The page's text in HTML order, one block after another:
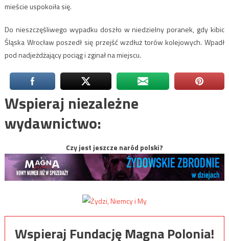
mieście uspokoiła się.
Do nieszczęśliwego wypadku doszło w niedzielny poranek, gdy kibic
Śląska Wrocław poszedł się przejść wzdłuż torów kolejowych. Wpadł
pod nadjeżdżający pociąg i zginał na miejscu.
Wspieraj niezależne
wydawnictwo:
Czy jest jeszcze naród polski?
Wspieraj Fundację Magna Polonia!